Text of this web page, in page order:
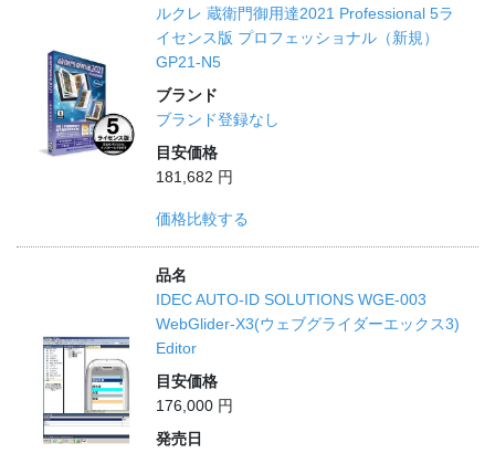
ルクレ 蔵衛門御用達2021 Professional 5ラ
イセンス版 プロフェッショナル（新規）
GP21-N5
ブランド
ブランド登録なし
目安価格
181,682 円
価格比較する
品名
IDEC AUTO-ID SOLUTIONS WGE-003
WebGlider-X3(ウェブグライダーエックス3)
Editor
目安価格
176,000 円
発売日